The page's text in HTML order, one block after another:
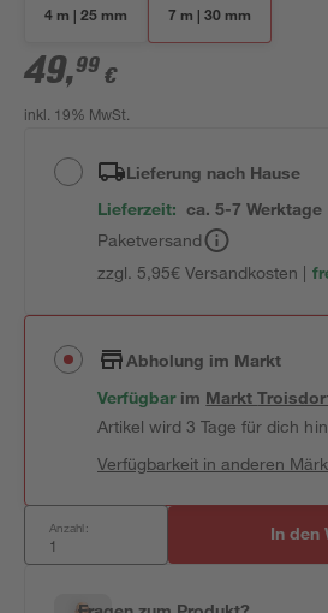
4 m | 25 mm 7 m | 30 mm
49,99 €
inkl. 19% MwSt.
Lieferung nach Hause
Lieferzeit: ca. 5-7 Werktage
Paketversand
zzgl. 5,95€ Versandkosten |
Abholung im Markt
Verfügbar im Markt
Artikel wird 3 Tage für dich
Verfügbarkeit in anderen
Anzahl: In den